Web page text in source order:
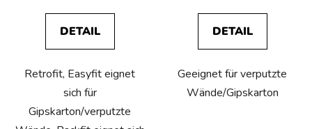
DETAIL
Retrofit, Easyfit eignet
sich für
Gipskarton/verputzte
DETAIL
Geeignet für verputzte
Wände/Gipskarton